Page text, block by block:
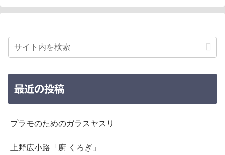
最近の投稿
プラモのためのガラスヤスリ
上野広小路「廚 くろぎ」